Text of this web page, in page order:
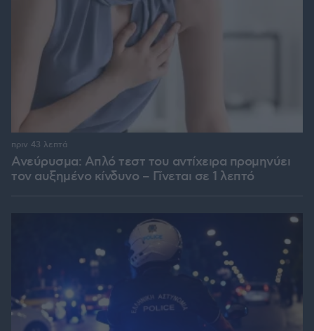
Ανεύρυσμα: Απλό τεστ του αντίχειρα προμηνύει
τον αυξημένο κίνδυνο – Γίνεται σε 1 λεπτό
πριν 43 λεπτά